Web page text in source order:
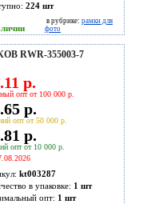
224 шт
в рубрике: рамки для
фото
RWR-355003-7
р.
опт от 100 000 р.
р.
опт от 50 000 р.
р.
опт от 10 000 р.
kt003287
в упаковке: 1 шт
опт: 1 шт